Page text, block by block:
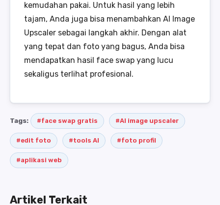
kemudahan pakai. Untuk hasil yang lebih
tajam, Anda juga bisa menambahkan AI Image
Upscaler sebagai langkah akhir. Dengan alat
yang tepat dan foto yang bagus, Anda bisa
mendapatkan hasil face swap yang lucu
sekaligus terlihat profesional.
Tags: #face swap gratis #AI image upscaler
#edit foto #tools AI #foto profil
#aplikasi web
Artikel Terkait